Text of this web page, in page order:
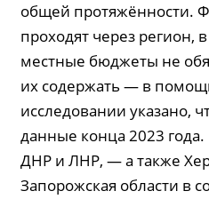
общей протяжённости.
проходят через регион,
местные бюджеты не
их содержать — в
исследовании указано,
данные конца 2023
ДНР и ЛНР, — а также
Запорожская области в